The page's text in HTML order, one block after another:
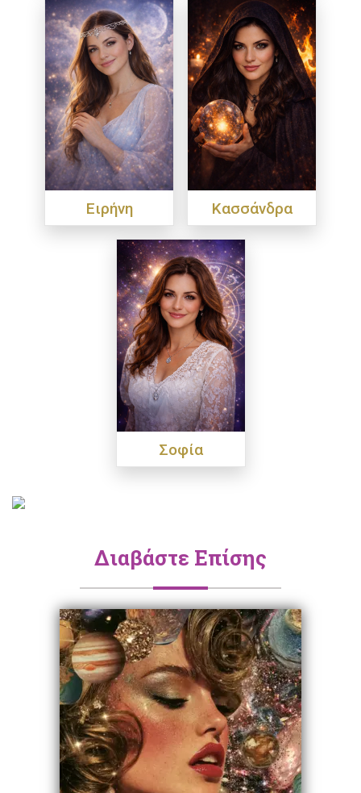
Ειρήνη Κασσάνδρα
Σοφία
Διαβάστε Επίσης